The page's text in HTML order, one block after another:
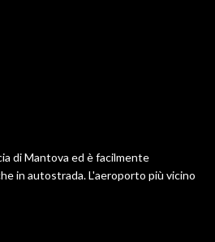
di Mantova ed è facilmente
in autostrada. L'aeroporto più vicino